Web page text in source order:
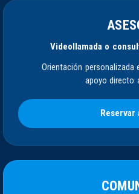
Videollamada o
Orientación
apoyo directo
Reservar